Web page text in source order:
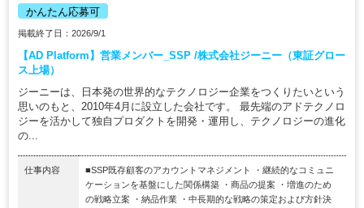
かんたん応募可
掲載終了日：2026/9/1
【AD Platform】営業メンバー_SSP /株式会社ジーニー（東証グロー
ス上場）
ジーニーは、日本発の世界的なテクノロジー企業をつくりたいという
思いのもと、2010年4月に設立した会社です。 最先端のアドテクノロ
ジーを活かして独自プロダクトを開発・運用し、テクノロジーの進化
の...
仕事内容
■SSP既存顧客のアカウントマネジメント ・継続的なコミュニ
ケーションを基盤にした関係構築 ・商品の提案 ・増進のため
の戦略立案 ・納品作業 ・中長期的な戦略の策定および方針決